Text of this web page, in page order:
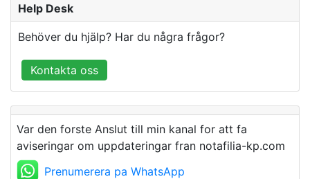
Help Desk
Behöver du hjälp? Har du några frågor?
Kontakta oss
Var den forste Anslut till min kanal for att fa
aviseringar om uppdateringar fran notafilia-kp.com
Prenumerera pa WhatsApp